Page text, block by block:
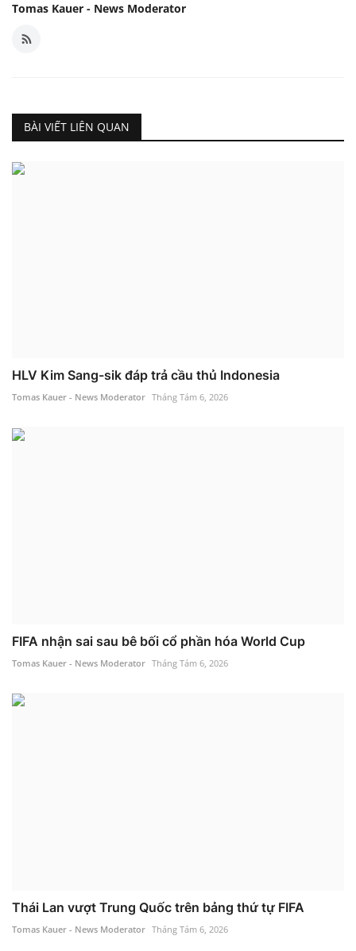
Tomas Kauer - News Moderator
BÀI VIẾT LIÊN QUAN
HLV Kim Sang-sik đáp trả cầu thủ Indonesia
Tomas Kauer - News Moderator Tháng Tám 6, 2026
FIFA nhận sai sau bê bối cổ phần hóa World Cup
Tomas Kauer - News Moderator Tháng Tám 6, 2026
Thái Lan vượt Trung Quốc trên bảng thứ tự FIFA
Tomas Kauer - News Moderator Tháng Tám 6, 2026